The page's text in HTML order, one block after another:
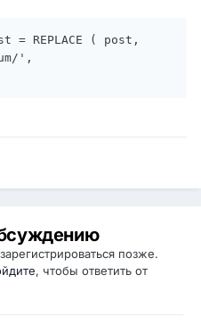
= REPLACE ( post,
',
позже.
, чтобы ответить от